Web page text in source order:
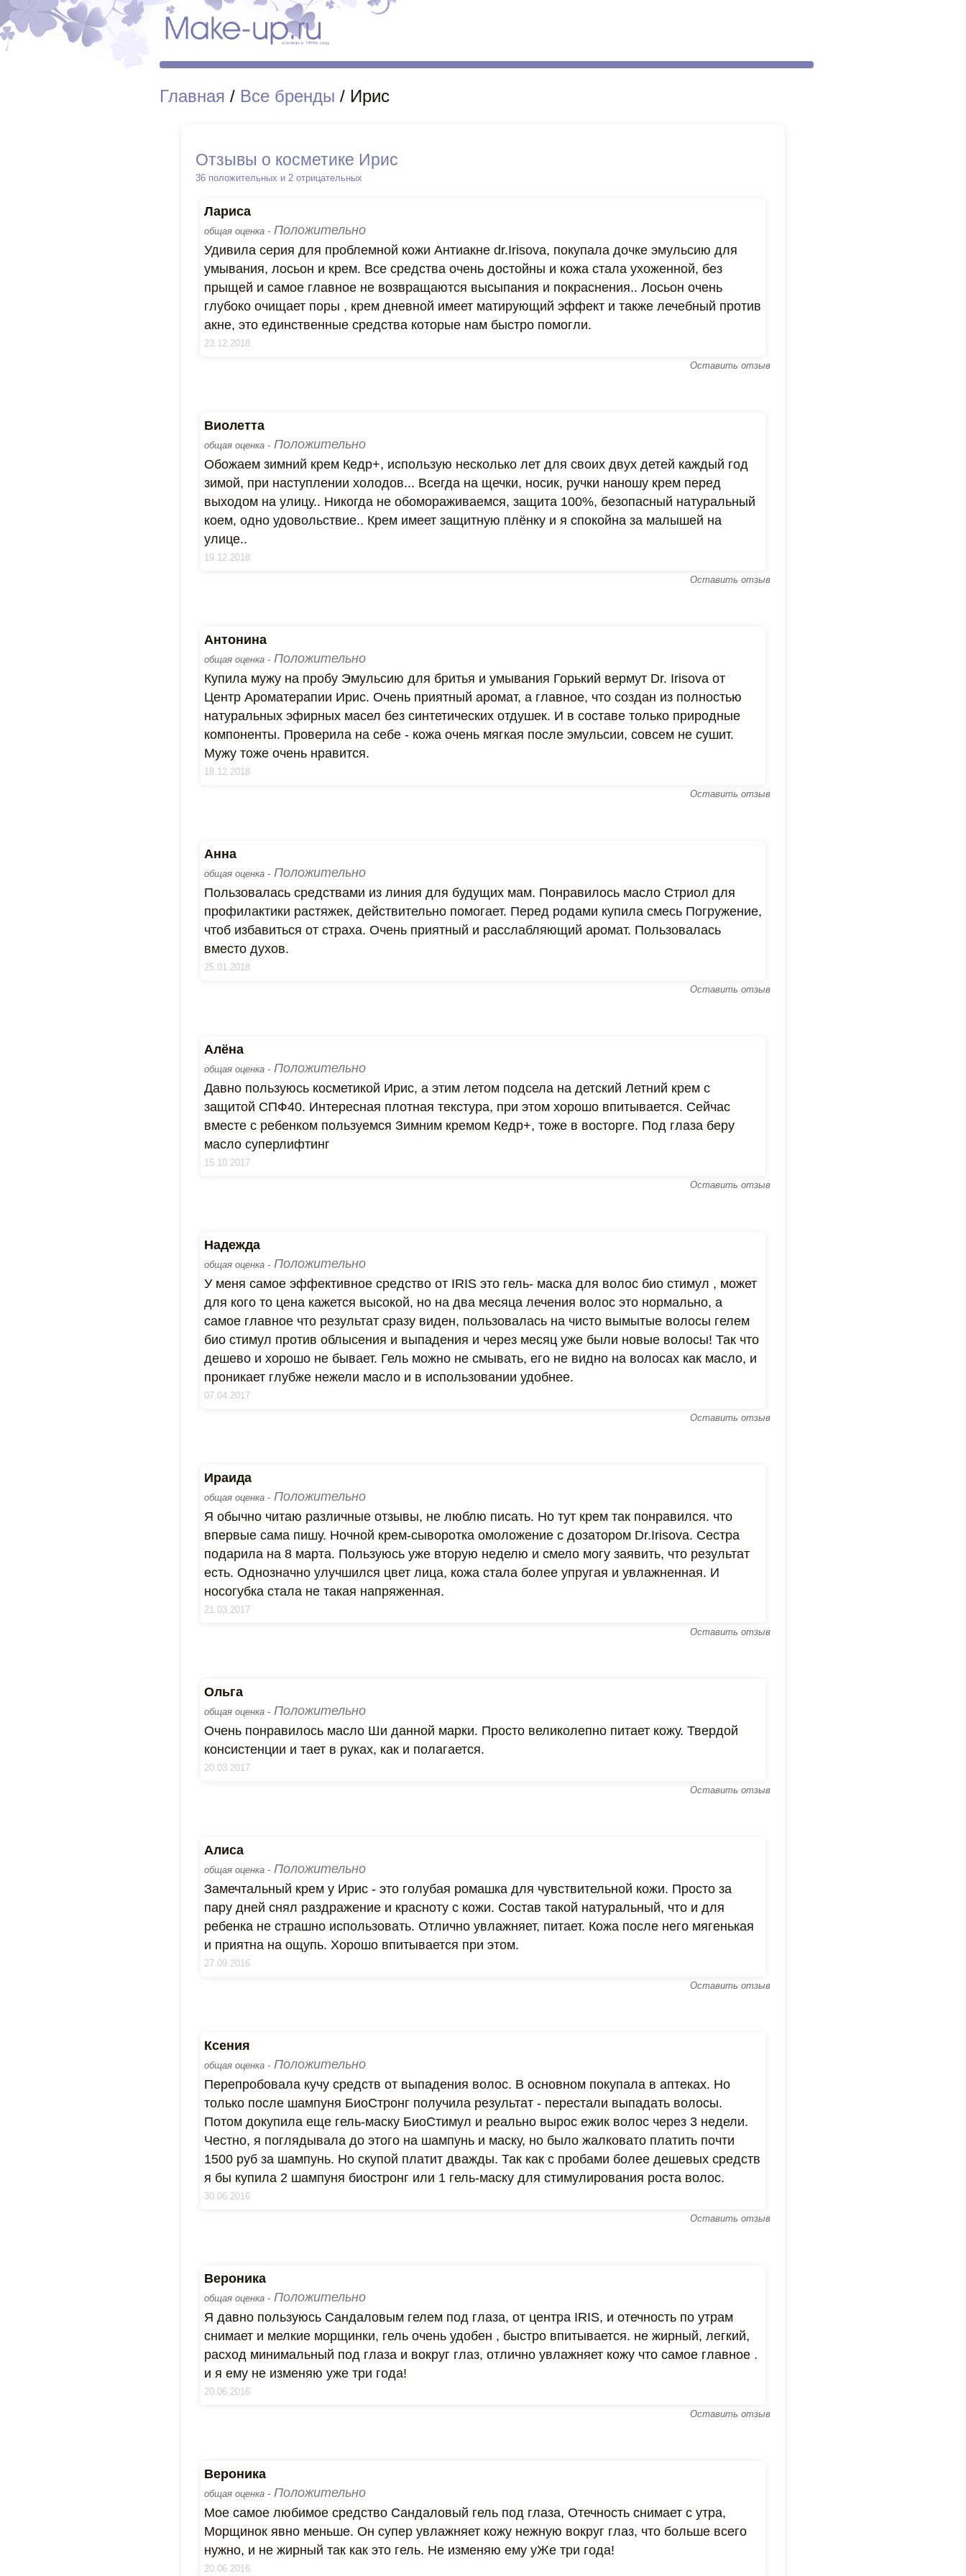
Главная / Все бренды / Ирис
Отзывы о косметике Ирис
36 положительных и 2 отрицательных
Лариса
общая оценка - Положительно
Удивила серия для проблемной кожи Антиакне dr.Irisova, покупала дочке эмульсию для
умывания, лосьон и крем. Все средства очень достойны и кожа стала ухоженной, без
прыщей и самое главное не возвращаются высыпания и покраснения.. Лосьон очень
глубоко очищает поры , крем дневной имеет матирующий эффект и также лечебный против
акне, это единственные средства которые нам быстро помогли.
23.12.2018
Оставить отзыв
Виолетта
общая оценка - Положительно
Обожаем зимний крем Кедр+, использую несколько лет для своих двух детей каждый год
зимой, при наступлении холодов... Всегда на щечки, носик, ручки наношу крем перед
выходом на улицу.. Никогда не обомораживаемся, защита 100%, безопасный натуральный
коем, одно удовольствие.. Крем имеет защитную плёнку и я спокойна за малышей на
улице..
19.12.2018
Оставить отзыв
Антонина
общая оценка - Положительно
Купила мужу на пробу Эмульсию для бритья и умывания Горький вермут Dr. Irisova от
Центр Ароматерапии Ирис. Очень приятный аромат, а главное, что создан из полностью
натуральных эфирных масел без синтетических отдушек. И в составе только природные
компоненты. Проверила на себе - кожа очень мягкая после эмульсии, совсем не сушит.
Мужу тоже очень нравится.
18.12.2018
Оставить отзыв
Анна
общая оценка - Положительно
Пользовалась средствами из линия для будущих мам. Понравилось масло Стриол для
профилактики растяжек, действительно помогает. Перед родами купила смесь Погружение,
чтоб избавиться от страха. Очень приятный и расслабляющий аромат. Пользовалась
вместо духов.
25.01.2018
Оставить отзыв
Алёна
общая оценка - Положительно
Давно пользуюсь косметикой Ирис, а этим летом подсела на детский Летний крем с
защитой СПФ40. Интересная плотная текстура, при этом хорошо впитывается. Сейчас
вместе с ребенком пользуемся Зимним кремом Кедр+, тоже в восторге. Под глаза беру
масло суперлифтинг
15.10.2017
Оставить отзыв
Надежда
общая оценка - Положительно
У меня самое эффективное средство от IRIS это гель- маска для волос био стимул , может
для кого то цена кажется высокой, но на два месяца лечения волос это нормально, а
самое главное что результат сразу виден, пользовалась на чисто вымытые волосы гелем
био стимул против облысения и выпадения и через месяц уже были новые волосы! Так что
дешево и хорошо не бывает. Гель можно не смывать, его не видно на волосах как масло, и
проникает глубже нежели масло и в использовании удобнее.
07.04.2017
Оставить отзыв
Ираида
общая оценка - Положительно
Я обычно читаю различные отзывы, не люблю писать. Но тут крем так понравился. что
впервые сама пишу. Ночной крем-сыворотка омоложение с дозатором Dr.Irisova. Сестра
подарила на 8 марта. Пользуюсь уже вторую неделю и смело могу заявить, что результат
есть. Однозначно улучшился цвет лица, кожа стала более упругая и увлажненная. И
носогубка стала не такая напряженная.
21.03.2017
Оставить отзыв
Ольга
общая оценка - Положительно
Очень понравилось масло Ши данной марки. Просто великолепно питает кожу. Твердой
консистенции и тает в руках, как и полагается.
20.03.2017
Оставить отзыв
Алиса
общая оценка - Положительно
Замечтальный крем у Ирис - это голубая ромашка для чувствительной кожи. Просто за
пару дней снял раздражение и красноту с кожи. Состав такой натуральный, что и для
ребенка не страшно использовать. Отлично увлажняет, питает. Кожа после него мягенькая
и приятна на ощупь. Хорошо впитывается при этом.
27.09.2016
Оставить отзыв
Ксения
общая оценка - Положительно
Перепробовала кучу средств от выпадения волос. В основном покупала в аптеках. Но
только после шампуня БиоСтронг получила результат - перестали выпадать волосы.
Потом докупила еще гель-маску БиоСтимул и реально вырос ежик волос через 3 недели.
Честно, я поглядывала до этого на шампунь и маску, но было жалковато платить почти
1500 руб за шампунь. Но скупой платит дважды. Так как с пробами более дешевых средств
я бы купила 2 шампуня биостронг или 1 гель-маску для стимулирования роста волос.
30.06.2016
Оставить отзыв
Вероника
общая оценка - Положительно
Я давно пользуюсь Сандаловым гелем под глаза, от центра IRIS, и отечность по утрам
снимает и мелкие морщинки, гель очень удобен , быстро впитывается. не жирный, легкий,
расход минимальный под глаза и вокруг глаз, отлично увлажняет кожу что самое главное .
и я ему не изменяю уже три года!
20.06.2016
Оставить отзыв
Вероника
общая оценка - Положительно
Мое самое любимое средство Сандаловый гель под глаза, Отечность снимает с утра,
Морщинок явно меньше. Он супер увлажняет кожу нежную вокруг глаз, что больше всего
нужно, и не жирный так как это гель. Не изменяю ему уЖе три года!
20.06.2016